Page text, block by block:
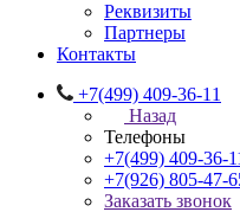
Реквизиты
Партнеры
Контакты
+7(499) 409-36-11
Назад
Телефоны
+7(499) 409-36-
+7(926) 805-47-
Заказать звонок